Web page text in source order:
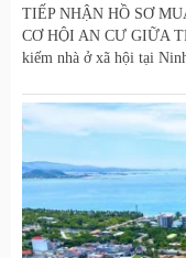
TIẾP NHẬN HỒ SƠ
CƠ HỘI AN CƯ GIỮA
kiếm nhà ở xã hội tại